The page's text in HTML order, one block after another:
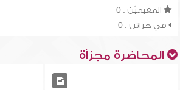
المقيميّن : 0
في خزائن : 0
المحاضرة مجزأة